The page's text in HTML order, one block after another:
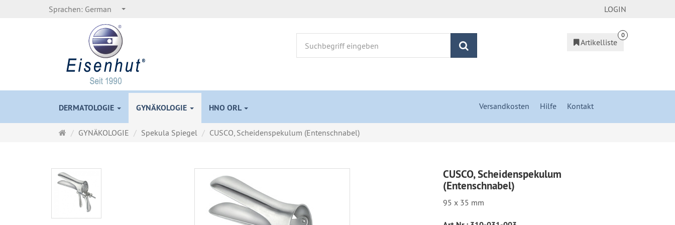
Sprachen: German LOGIN
Artikelliste
0
DERMATOLOGIE GYNÄKOLOGIE HNO ORL Versandkosten Hilfe Kontakt
Startseite
GYNÄKOLOGIE Spekula Spiegel CUSCO, Scheidenspekulum (Entenschnabel)
CUSCO, Scheidenspekulum
(Entenschnabel)
95 x 35 mm